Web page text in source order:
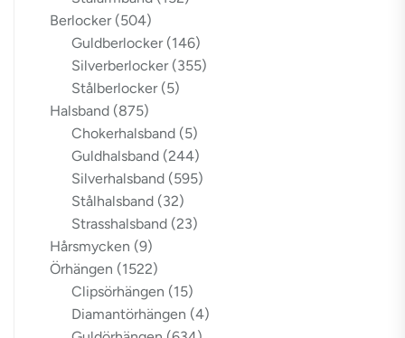
Berlocker (504)
Guldberlocker (146)
Silverberlocker (355)
Stålberlocker (5)
Halsband (875)
Chokerhalsband (5)
Guldhalsband (244)
Silverhalsband (595)
Stålhalsband (32)
Strasshalsband (23)
Hårsmycken (9)
Örhängen (1522)
Clipsörhängen (15)
Diamantörhängen (4)